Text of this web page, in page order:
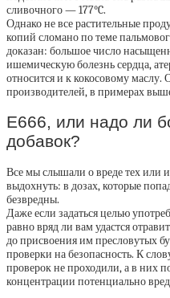
сливочного — 177°C.
Однако не все растительные
копий сломано по теме
доказан: большое число
ишемическую болезнь сердца,
относится и к кокосовому
производителей, в примерах
E666, или надо ли
добавок?
Все мы слышали о вреде тех
выдохнуть: в дозах, которые
безвредны.
Даже если задаться целью
равно вряд ли вам удастся
до присвоения им пресловутых
проверки на безопасность. К
проверок не проходили, а в них
концентрации потенциально